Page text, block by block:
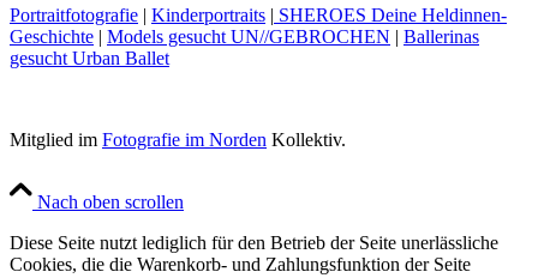
Portraitfotografie | Kinderportraits | SHEROES Deine Heldinnen-
Geschichte | Models gesucht UN//GEBROCHEN | Ballerinas
gesucht Urban Ballet
Mitglied im Fotografie im Norden Kollektiv.
Nach oben scrollen
Diese Seite nutzt lediglich für den Betrieb der Seite unerlässliche
Cookies, die die Warenkorb- und Zahlungsfunktion der Seite